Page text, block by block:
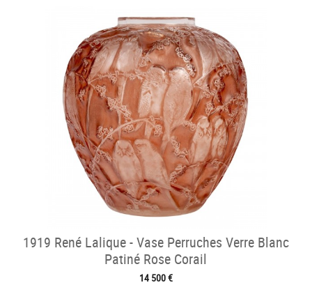
1919 René Lalique - Vase Perruches Verre Blanc
Patiné Rose Corail
14 500 €